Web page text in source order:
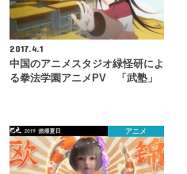
2017.4.1
中国のアニメスタジオ緑怪研によ
る拳法学園アニメPV 「武塾」
アニメ